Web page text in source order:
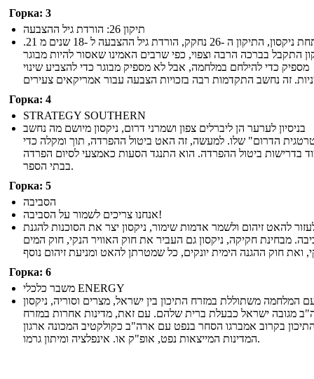
Горка: 3
תיקון 26: הורדת גיל ההצבעה
תחת ניקסון, התיקון ה -26 נחקק, הורדת גיל ההצבעה ל -18 שנים מ 21.
התקבל בברכה הרבה וצפוי, כפי שרבים האמינו שאסור להיות מבוגר
מספיק כדי להילחם במלחמה, אבל לא מספיק מבוגר כדי להצביע שינוי
Горка: 4
STRATEGY SOUTHERN
בניסיון לערער הן ליברלים צפון ושמרני דרום, ניקסון מיושם מה נחשב
הדרום" שלו. למעשה, זה האט ביטול ההפרדה, תוך ומקלה כדי
בדרישות ביטול ההפרדה. הוא התנגד הסעות כאמצעי לסיום הפרדה
בבתי הספר.
Горка: 5
הסביבה
אנחנו צריכים לשמור על הסביבה!
להאט זיהום ולשמר אדמות שימור, ניקסון יצר את הסוכנות להגנת
מבחינת חקיקה, ניקסון גם העביר את חוק האוויר הנקי, חוק המים
Горка: 6
משבר כלכלי ENERGY
המלחמה משתוללת במזרח התיכון בין ישראל, מצרים וסוריה, ניקסון
מגובה ישראל כבעלת ברית שלהם. עם זאת, מדינות אחרות במזרח
בקרוב אמברגו הסחר בנפט עם ארה"ב כקולקטיב המכונה ארגון
המדינות המייצאות נפט, אופ"ק או. אינפלציה ומיתון גרמו.